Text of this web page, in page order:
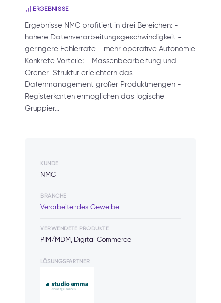
ERGEBNISSE
Ergebnisse NMC profitiert in drei Bereichen: -
höhere Datenverarbeitungsgeschwindigkeit -
geringere Fehlerrate - mehr operative Autonomie
Konkrete Vorteile: - Massenbearbeitung und
Ordner-Struktur erleichtern das
Datenmanagement großer Produktmengen -
Registerkarten ermöglichen das logische
Gruppier…
KUNDE
NMC
BRANCHE
Verarbeitendes Gewerbe
VERWENDETE PRODUKTE
PIM/MDM, Digital Commerce
LÖSUNGSPARTNER